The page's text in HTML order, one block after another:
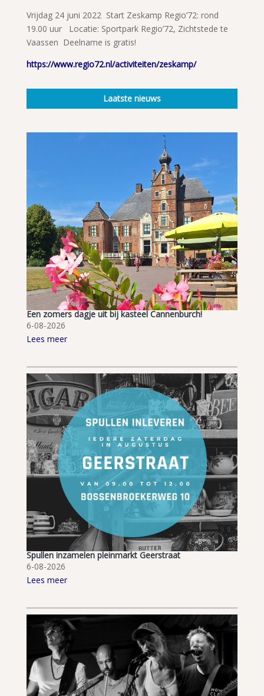
Vrijdag 24 juni 2022 Start Zeskamp Regio’72: rond
19.00 uur Locatie: Sportpark Regio’72, Zichtstede te
Vaassen Deelname is gratis!
https://www.regio72.nl/activiteiten/zeskamp/
Laatste nieuws
Een zomers dagje uit bij kasteel Cannenburch!
6-08-2026
Lees meer
Spullen inzamelen pleinmarkt Geerstraat
6-08-2026
Lees meer